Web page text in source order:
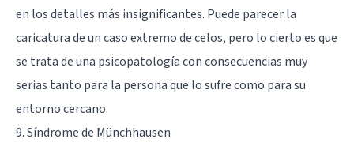
en los detalles más insignificantes. Puede parecer la
caricatura de un caso extremo de celos, pero lo cierto es que
se trata de una psicopatología con consecuencias muy
serias tanto para la persona que lo sufre como para su
entorno cercano.
9. Síndrome de Münchhausen